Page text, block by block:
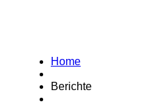
Home
Berichte